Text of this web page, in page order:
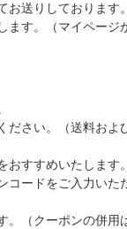
お送りしております
ます。（マイページ
ださい。（送料およ
おすすめいたします
コードをご入力いた
。（クーポンの併用